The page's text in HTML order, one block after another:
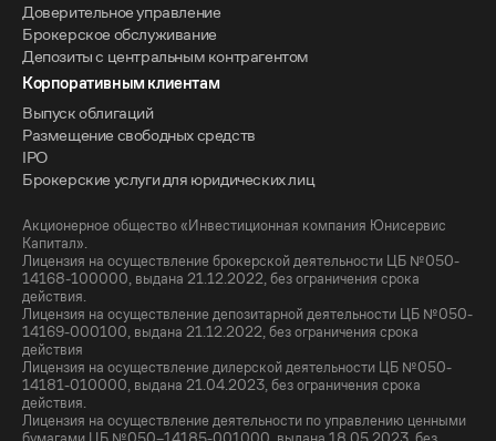
Доверительное управление
Брокерское обслуживание
Депозиты с центральным контрагентом
Корпоративным клиентам
Выпуск облигаций
Размещение свободных средств
IPO
Брокерские услуги для юридических лиц
Акционерное общество «Инвестиционная компания Юнисервис
Капитал».
Лицензия на осуществление брокерской деятельности ЦБ №050-
14168-100000, выдана 21.12.2022, без ограничения срока
действия.
Лицензия на осуществление депозитарной деятельности ЦБ №050-
14169-000100, выдана 21.12.2022, без ограничения срока
действия
Лицензия на осуществление дилерской деятельности ЦБ №050-
14181-010000, выдана 21.04.2023, без ограничения срока
действия.
Лицензия на осуществление деятельности по управлению ценными